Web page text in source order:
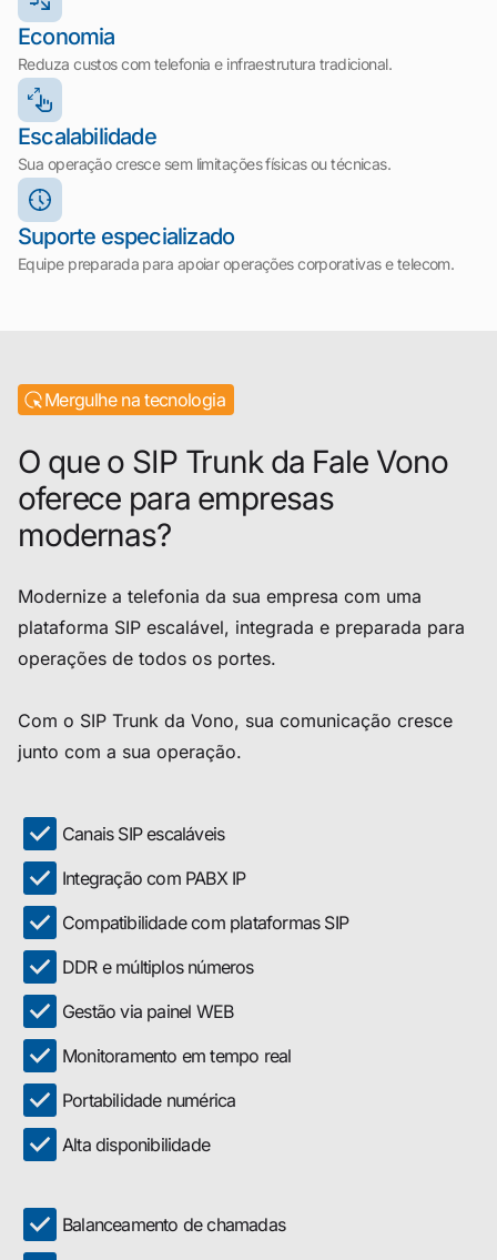
Economia
Reduza custos com telefonia e infraestrutura tradicional.
Escalabilidade
Sua operação cresce sem limitações físicas ou técnicas.
Suporte especializado
Equipe preparada para apoiar operações corporativas e telecom.
Mergulhe na tecnologia
O que o SIP Trunk da Fale Vono
oferece para empresas
modernas?
Modernize a telefonia da sua empresa com uma
plataforma SIP escalável, integrada e preparada para
operações de todos os portes.
Com o SIP Trunk da Vono, sua comunicação cresce
junto com a sua operação.
Canais SIP escaláveis
Integração com PABX IP
Compatibilidade com plataformas SIP
DDR e múltiplos números
Gestão via painel WEB
Monitoramento em tempo real
Portabilidade numérica
Alta disponibilidade
Balanceamento de chamadas